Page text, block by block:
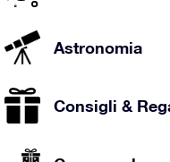
Astronomia
Consigli &